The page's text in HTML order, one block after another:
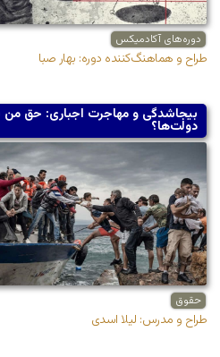
دوره‌های آکادمیکس
طراح و هماهنگ‌کننده دوره: بهار صبا
بیجاشدگی و مهاجرت اجباری: حق من
دولت‌ها؟
حقوق
طراح و مدرس: لیلا اسدی